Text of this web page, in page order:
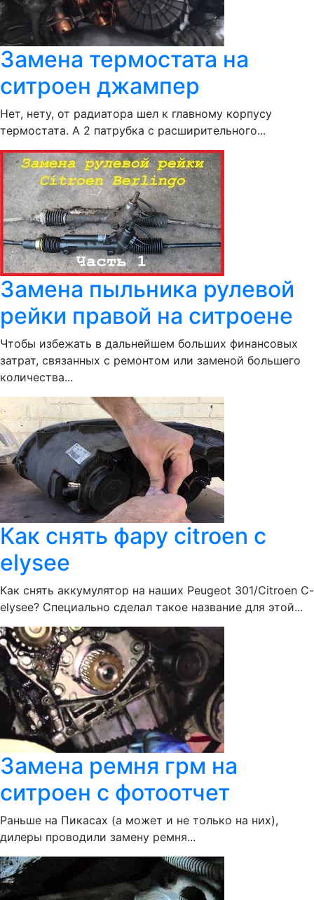
Замена термостата на
ситроен джампер
Нет, нету, от радиатора шел к главному корпусу
термостата. А 2 патрубка с расширительного...
Замена пыльника рулевой
рейки правой на ситроене
Чтобы избежать в дальнейшем больших финансовых
затрат, связанных с ремонтом или заменой большего
количества...
Как снять фару citroen c
elysee
Как снять аккумулятор на наших Peugeot 301/Citroen C-
elysee? Специально сделал такое название для этой...
Замена ремня грм на
ситроен с фотоотчет
Раньше на Пикасах (а может и не только на них),
дилеры проводили замену ремня...